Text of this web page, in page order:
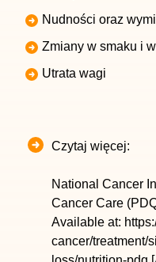
Nudności oraz
Zmiany w smaku i
Utrata wagi
Czytaj więcej:
National Cancer
Cancer Care
Available at:
cancer/treatment/